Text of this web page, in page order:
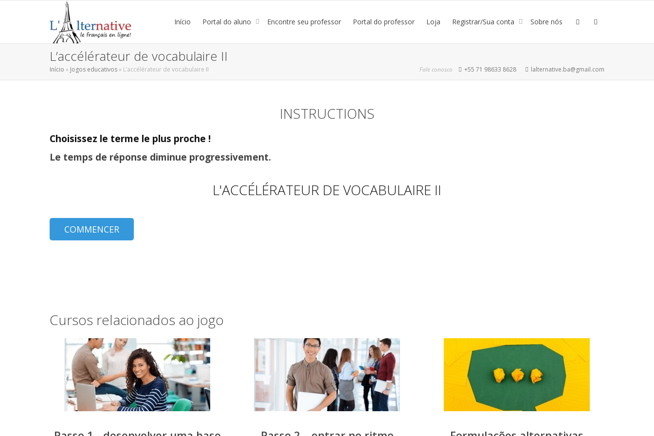
Início Portal do aluno Encontre seu professor Portal do professor Loja Registrar/Sua conta Sobre nós
L’accélérateur de vocabulaire II
Início » Jogos educativos» L’accélérateur de vocabulaire II Fale conosco +55 71 98633 8628 lalternative.ba@gmail.com
INSTRUCTIONS
Choisissez le terme le plus proche !
Le temps de réponse diminue progressivement.
L'ACCÉLÉRATEUR DE VOCABULAIRE II
COMMENCER
Cursos relacionados ao jogo